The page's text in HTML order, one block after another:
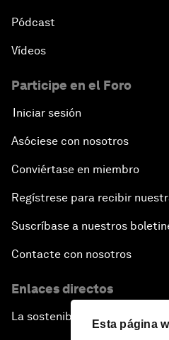
Esta página
Pódcast
Vídeos
Participe en el Foro
Iniciar sesión
Asóciese con nosotros
Conviértase en miembro
Regístrese para recibir
Suscríbase a nuestros
Contacte con nosotros
Enlaces directos
La sostenibilidad en el Foro